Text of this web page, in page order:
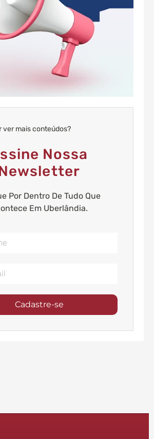
ver mais conteúdos?
Nossa
Por Dentro De Tudo Que
Em Uberlândia.
Cadastre-se